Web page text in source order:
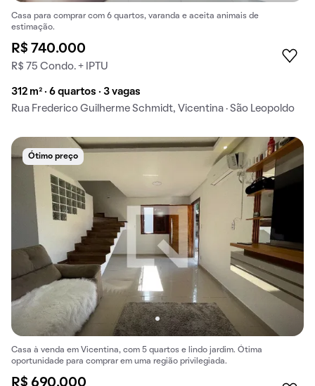
Casa para comprar com 6 quartos, varanda e aceita animais de
estimação.
R$ 740.000
R$ 75 Condo. + IPTU
312 m² · 6 quartos · 3 vagas
Rua Frederico Guilherme Schmidt, Vicentina · São Leopoldo
Ótimo preço
Casa à venda em Vicentina, com 5 quartos e lindo jardim. Ótima
oportunidade para comprar em uma região privilegiada.
R$ 690.000